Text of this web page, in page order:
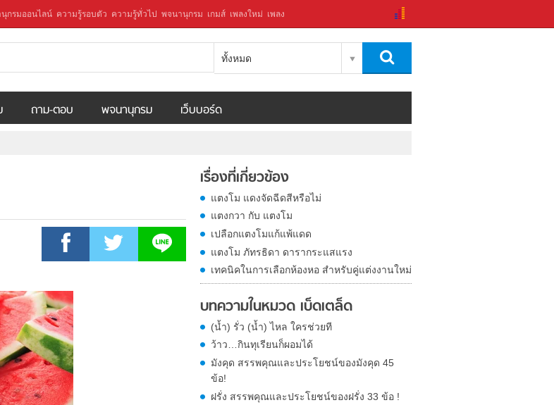
นุกรมออนไลน์ ความรู้รอบตัว ความรู้ทั่วไป พจนานุกรม เกมส์ เพลงใหม่ เพลง
ทั้งหมด
ถาม-ตอบ พจนานุกรม เว็บบอร์ด
เรื่องที่เกี่ยวข้อง
แตงโม แดงจัดฉีดสีหรือไม่
แตงกวา กับ แตงโม
เปลือกแตงโมแก้แพ้แดด
แตงโม ภัทรธิดา ดารากระแสแรง
เทคนิคในการเลือกห้องหอ สำหรับคู่แต่งงานใหม่
บทความในหมวด เบ็ดเตล็ด
(น้ำ) รั่ว (น้ำ) ไหล ใครช่วยที
ว้าว…กินทุเรียนก็ผอมได้
มังคุด สรรพคุณและประโยชน์ของมังคุด 45
ข้อ!
ฝรั่ง สรรพคุณและประโยชน์ของฝรั่ง 33 ข้อ !